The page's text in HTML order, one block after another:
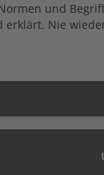
und
erklärt. Nie